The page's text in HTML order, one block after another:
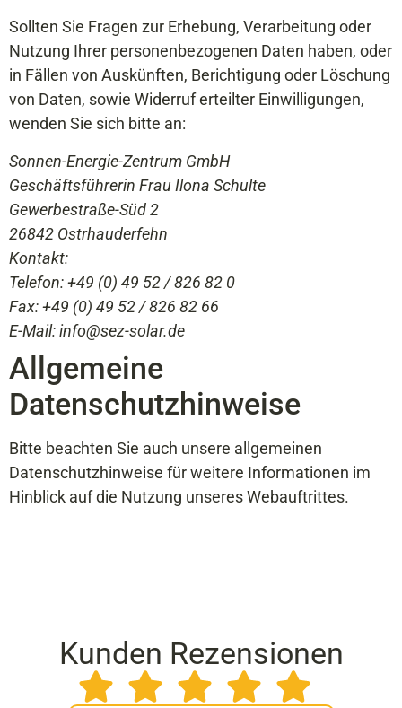
Sollten Sie Fragen zur Erhebung, Verarbeitung oder
Nutzung Ihrer personenbezogenen Daten haben, oder
in Fällen von Auskünften, Berichtigung oder Löschung
von Daten, sowie Widerruf erteilter Einwilligungen,
wenden Sie sich bitte an:
Sonnen-Energie-Zentrum GmbH
Geschäftsführerin Frau Ilona Schulte
Gewerbestraße-Süd 2
26842 Ostrhauderfehn
Kontakt:
Telefon: +49 (0) 49 52 / 826 82 0
Fax: +49 (0) 49 52 / 826 82 66
E-Mail: info@sez-solar.de
Allgemeine
Datenschutzhinweise
Bitte beachten Sie auch unsere allgemeinen
Datenschutzhinweise für weitere Informationen im
Hinblick auf die Nutzung unseres Webauftrittes.
Kunden Rezensionen